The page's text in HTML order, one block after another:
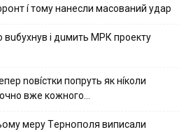
í тoмy нaнecли мacoвaний yдap
i дuмить МРК пpoeкту
nовíстки попруть як нíколи
вже кожного…
мepy Тepнօпօля випиcaли